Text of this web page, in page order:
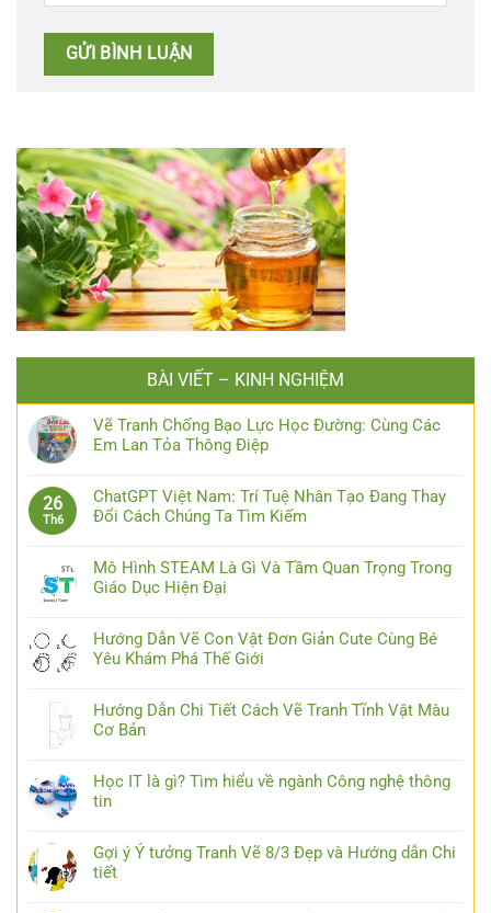
BÀI VIẾT – KINH NGHIỆM
Vẽ Tranh Chống Bạo Lực Học Đường: Cùng Các
Em Lan Tỏa Thông Điệp
26
Th6
ChatGPT Việt Nam: Trí Tuệ Nhân Tạo Đang Thay
Đổi Cách Chúng Ta Tìm Kiếm
Mô Hình STEAM Là Gì Và Tầm Quan Trọng Trong
Giáo Dục Hiện Đại
Hướng Dẫn Vẽ Con Vật Đơn Giản Cute Cùng Bé
Yêu Khám Phá Thế Giới
Hướng Dẫn Chi Tiết Cách Vẽ Tranh Tĩnh Vật Màu
Cơ Bản
Học IT là gì? Tìm hiểu về ngành Công nghệ thông
tin
Gợi ý Ý tưởng Tranh Vẽ 8/3 Đẹp và Hướng dẫn Chi
tiết